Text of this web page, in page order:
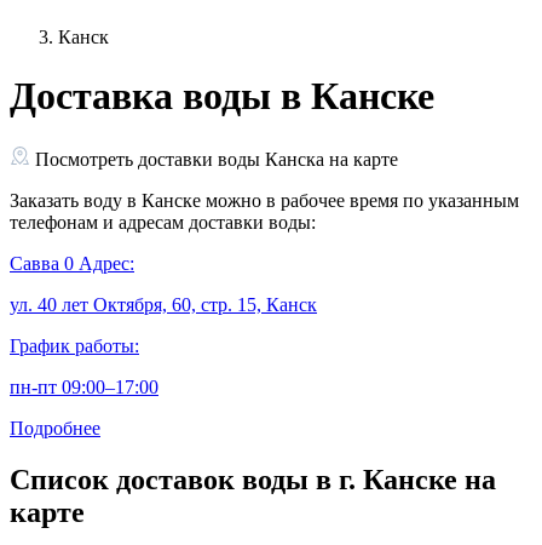
Канск
Доставка воды в Канске
Посмотреть доставки воды Канска на карте
Заказать воду в Канске можно в рабочее время по указанным
телефонам и адресам доставки воды:
Савва 0 Адрес:
ул. 40 лет Октября, 60, стр. 15, Канск
График работы:
пн-пт 09:00–17:00
Подробнее
Список доставок воды в г. Канске на
карте